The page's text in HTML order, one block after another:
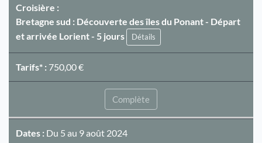
Croisière :
Bretagne sud : Découverte des îles du Ponant - Départ
et arrivée Lorient - 5 jours
Détails
Tarifs* : 750,00 €
Complète
Dates : Du 5 au 9 août 2024